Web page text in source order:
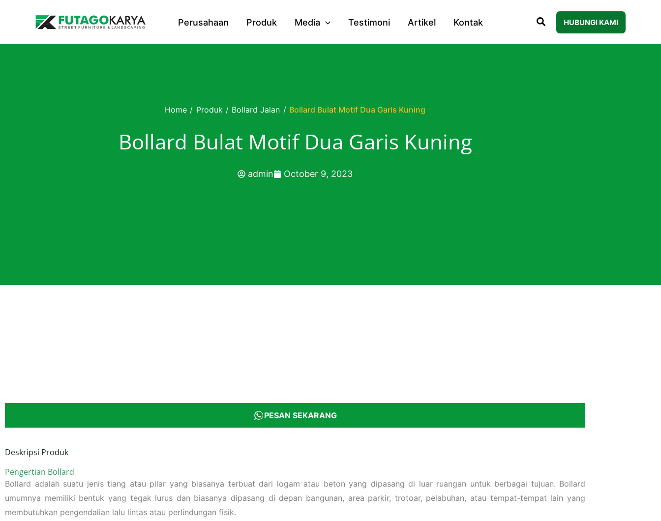
Perusahaan Produk Media Testimoni Artikel Kontak HUBUNGI KAMI
Home / Produk / Bollard Jalan / Bollard Bulat Motif Dua Garis Kuning
Bollard Bulat Motif Dua Garis Kuning
admin October 9, 2023
PESAN SEKARANG
Deskripsi Produk
Pengertian Bollard
Bollard adalah suatu jenis tiang atau pilar yang biasanya terbuat dari logam atau beton yang dipasang di luar ruangan untuk berbagai tujuan. Bollard
umumnya memiliki bentuk yang tegak lurus dan biasanya dipasang di depan bangunan, area parkir, trotoar, pelabuhan, atau tempat-tempat lain yang
membutuhkan pengendalian lalu lintas atau perlindungan fisik.